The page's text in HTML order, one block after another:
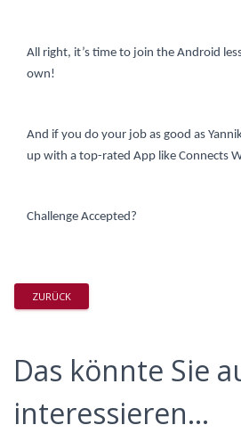
All right, it’s time to join the Android
own!
And if you do your job as good as
up with a top-rated App like Connects
Challenge Accepted?
ZURÜCK
Das könnte Sie
interessieren...